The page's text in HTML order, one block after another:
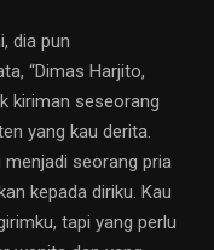
dia pun
“Dimas Harjito,
kiriman seseorang
yang kau derita.
menjadi seorang pria
kepada diriku. Kau
tapi yang perlu